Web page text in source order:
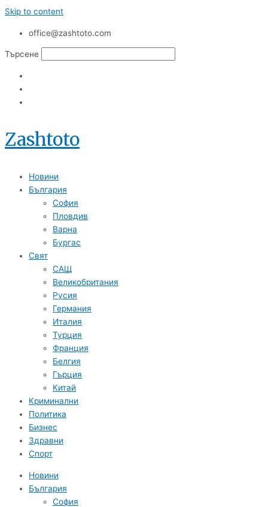
Skip to content
office@zashtoto.com
Търсене
Zashtoto
Новини
България
София
Пловдив
Варна
Бургас
Свят
САЩ
Великобритания
Русия
Германия
Италия
Турция
Франция
Белгия
Гърция
Китай
Криминални
Политика
Бизнес
Здравни
Спорт
Новини
България
София